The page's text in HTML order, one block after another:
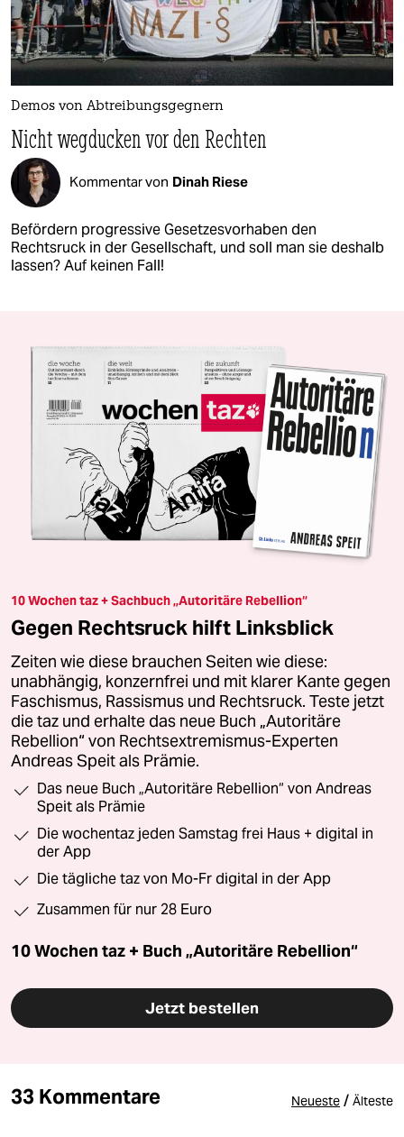
Demos von Abtreibungsgegnern
Nicht wegducken vor den Rechten
Kommentar von Dinah Riese
Befördern progressive Gesetzesvorhaben den
Rechtsruck in der Gesellschaft, und soll man sie deshalb
lassen? Auf keinen Fall!
10 Wochen taz + Sachbuch „Autoritäre Rebellion“
Gegen Rechtsruck hilft Linksblick
Zeiten wie diese brauchen Seiten wie diese:
unabhängig, konzernfrei und mit klarer Kante gegen
Faschismus, Rassismus und Rechtsruck. Teste jetzt
die taz und erhalte das neue Buch „Autoritäre
Rebellion“ von Rechtsextremismus-Experten
Andreas Speit als Prämie.
Das neue Buch „Autoritäre Rebellion“ von Andreas
Speit als Prämie
Die wochentaz jeden Samstag frei Haus + digital in
der App
Die tägliche taz von Mo-Fr digital in der App
Zusammen für nur 28 Euro
10 Wochen taz + Buch „Autoritäre Rebellion“
Jetzt bestellen
33 Kommentare Neueste / Älteste